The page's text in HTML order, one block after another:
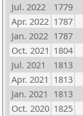
Jul. 2022
1779
Apr. 2022 1787
Jan. 2022 1787
Oct. 2021 1804
Jul. 2021
1813
Apr. 2021 1813
Jan. 2021 1813
Oct. 2020 1825